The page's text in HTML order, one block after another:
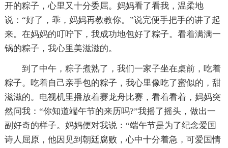
开的粽子，心里又十分委屈。妈妈看了看我，温柔地
说：“好了，乖，妈妈再教教你。”说完便手把手的讲了起
来。在妈妈的叮咛下，我成功地包好了粽子。看着满满一
锅的粽子，我心里美滋滋的。
到了中午，粽子煮熟了，我们一家子坐在桌前，吃着
粽子。吃着自己亲手包的粽子，我心里像吃了蜜似的，甜
滋滋的。电视机里播放着赛龙舟比赛，看着看着，妈妈突
然问我：“你知道端午节的来历吗?”我摇了摇头，做出一
副好奇的样子。妈妈便对我说：“端午节是为了纪念爱国
诗人屈原，他因见到朝廷腐败，心中十分着急，可爱国情